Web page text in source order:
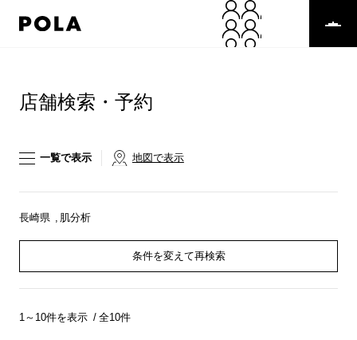
店舗検索・予約
一覧で表示 地図で表示
長崎県 肌分析
条件を変えて再検索
1～10件を表示 全10件